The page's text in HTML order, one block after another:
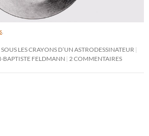
.
LES CRAYONS D’UN ASTRODESSINATEUR
BAPTISTE FELDMANN 2 COMMENTAIRES